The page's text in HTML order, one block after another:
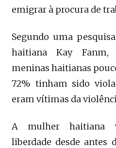
emigrar à procura de
Segundo uma
haitiana Kay
meninas haitianas
72% tinham sido
eram vítimas da
A mulher haitiana
liberdade desde antes